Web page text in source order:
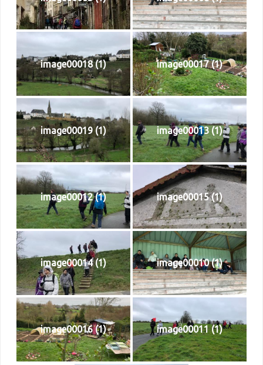
image00018 (1) image00017 (1)
image00019 (1) image00013 (1)
image00012 (1) image00015 (1)
image00014 (1) image00010 (1)
image00016 (1) image00011 (1)